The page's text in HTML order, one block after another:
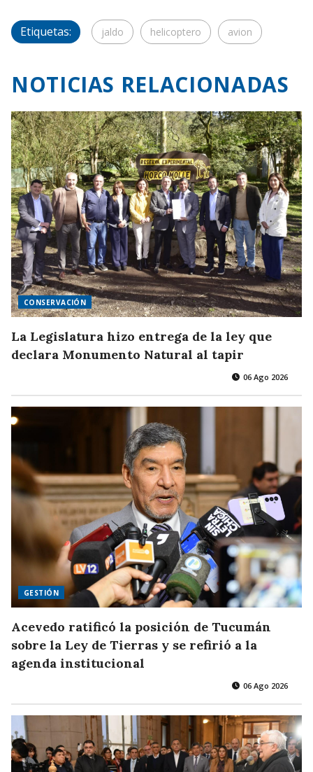
Etiquetas: jaldo helicoptero avion
NOTICIAS RELACIONADAS
CONSERVACIÓN
La Legislatura hizo entrega de la ley que
declara Monumento Natural al tapir
06 Ago 2026
GESTIÓN
Acevedo ratificó la posición de Tucumán
sobre la Ley de Tierras y se refirió a la
agenda institucional
06 Ago 2026